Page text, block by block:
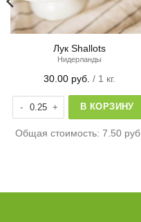
Лук Shallots
Нидерланды
30.00 руб. / 1 кг.
Количество товара Лук Shallots
В КОРЗИНУ
Общая стоимость: 7.50 руб.